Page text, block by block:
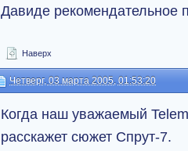
Давиде рекомендательное
Наверх
Четверг, 03 марта 2005, 01:53:20
Когда наш уважаемый
расскажет сюжет Спрут-7.